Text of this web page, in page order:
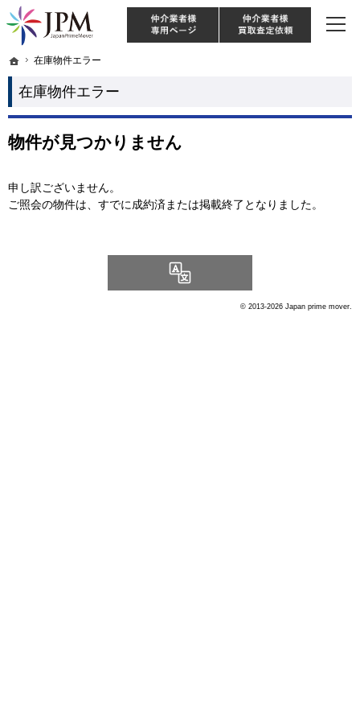
ホーム
在庫物件エラー
在庫物件エラー
東京・神奈川・埼玉・千葉のリノベーション住宅や中古マンションを手がける会
【物件買取強化中！】リノベーション住宅・不動産・中古マンションならJPM
物件が見つかりません
申し訳ございません。
ご照会の物件は、すでに成約済または掲載終了となりました。
ホーム
在庫物件エラー
© 2013-2026 Japan prime mover.